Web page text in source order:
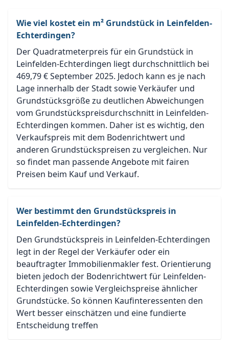
Wie viel kostet ein m² Grundstück in Leinfelden-
Echterdingen?
Der Quadratmeterpreis für ein Grundstück in
Leinfelden-Echterdingen liegt durchschnittlich bei
469,79 € September 2025. Jedoch kann es je nach
Lage innerhalb der Stadt sowie Verkäufer und
Grundstücksgröße zu deutlichen Abweichungen
vom Grundstückspreisdurchschnitt in Leinfelden-
Echterdingen kommen. Daher ist es wichtig, den
Verkaufspreis mit dem Bodenrichtwert und
anderen Grundstückspreisen zu vergleichen. Nur
so findet man passende Angebote mit fairen
Preisen beim Kauf und Verkauf.
Wer bestimmt den Grundstückspreis in
Leinfelden-Echterdingen?
Den Grundstückspreis in Leinfelden-Echterdingen
legt in der Regel der Verkäufer oder ein
beauftragter Immobilienmakler fest. Orientierung
bieten jedoch der Bodenrichtwert für Leinfelden-
Echterdingen sowie Vergleichspreise ähnlicher
Grundstücke. So können Kaufinteressenten den
Wert besser einschätzen und eine fundierte
Entscheidung treffen